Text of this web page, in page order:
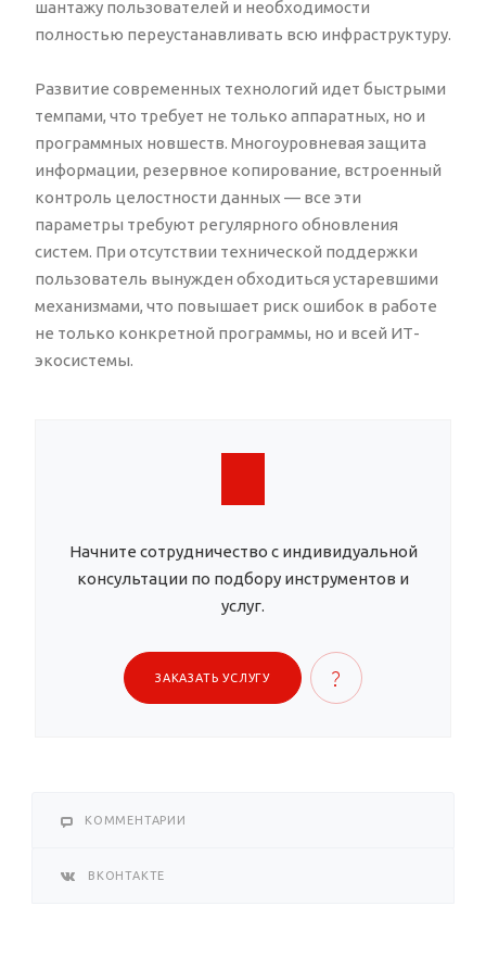
шантажу пользователей и необходимости
полностью переустанавливать всю инфраструктуру.
Развитие современных технологий идет быстрыми
темпами, что требует не только аппаратных, но и
программных новшеств. Многоуровневая защита
информации, резервное копирование, встроенный
контроль целостности данных — все эти
параметры требуют регулярного обновления
систем. При отсутствии технической поддержки
пользователь вынужден обходиться устаревшими
механизмами, что повышает риск ошибок в работе
не только конкретной программы, но и всей ИТ-
экосистемы.
Начните сотрудничество с индивидуальной
консультации по подбору инструментов и
услуг.
ЗАКАЗАТЬ УСЛУГУ
КОММЕНТАРИИ
ВКОНТАКТЕ